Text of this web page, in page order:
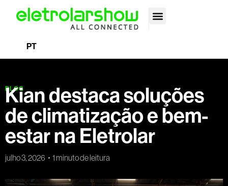
PT
ES
BLOG
Kian destaca soluções
de climatização e bem-
estar na Eletrolar
julho 3, 2026 1 minuto de leitura